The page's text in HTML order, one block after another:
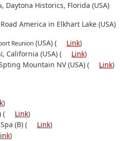
, Daytona Historics, Florida (USA)
America in Elkhart Lake (USA)
Reunion (USA) ( Link)
, California (USA) ( Link)
Mountain NV (USA) ( Link)
)
( Link)
(B) ( Link)
)